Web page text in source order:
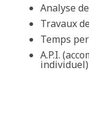
Analyse
Travaux
Temps
A.P.I.
individuel)